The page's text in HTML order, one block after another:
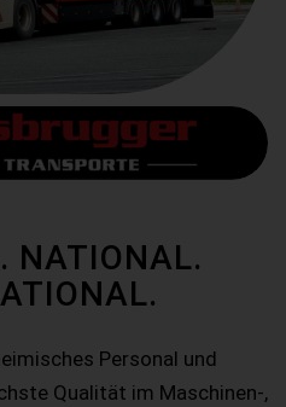
NATIONAL.
Personal und
Qualität im Maschinen-,